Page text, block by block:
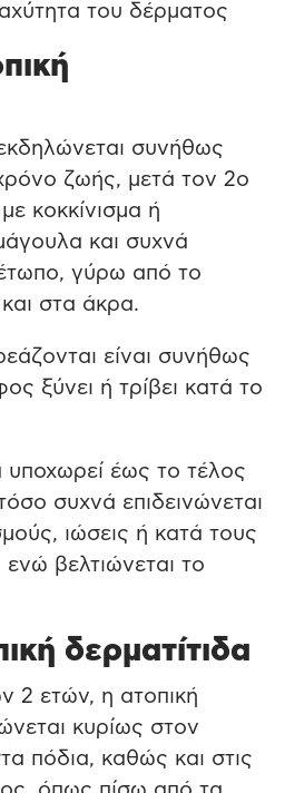
του δέρματος
συνήθως
ζωής, μετά τον 2ο
κοκκίνισμα ή
και συχνά
γύρω από το
στα άκρα.
είναι συνήθως
ξύνει ή τρίβει κατά το
υποχωρεί έως το τέλος
συχνά επιδεινώνεται
ιώσεις ή κατά τους
ενώ βελτιώνεται το
δερματίτιδα
2 ετών, η ατοπική
κυρίως στον
πόδια, καθώς και στις